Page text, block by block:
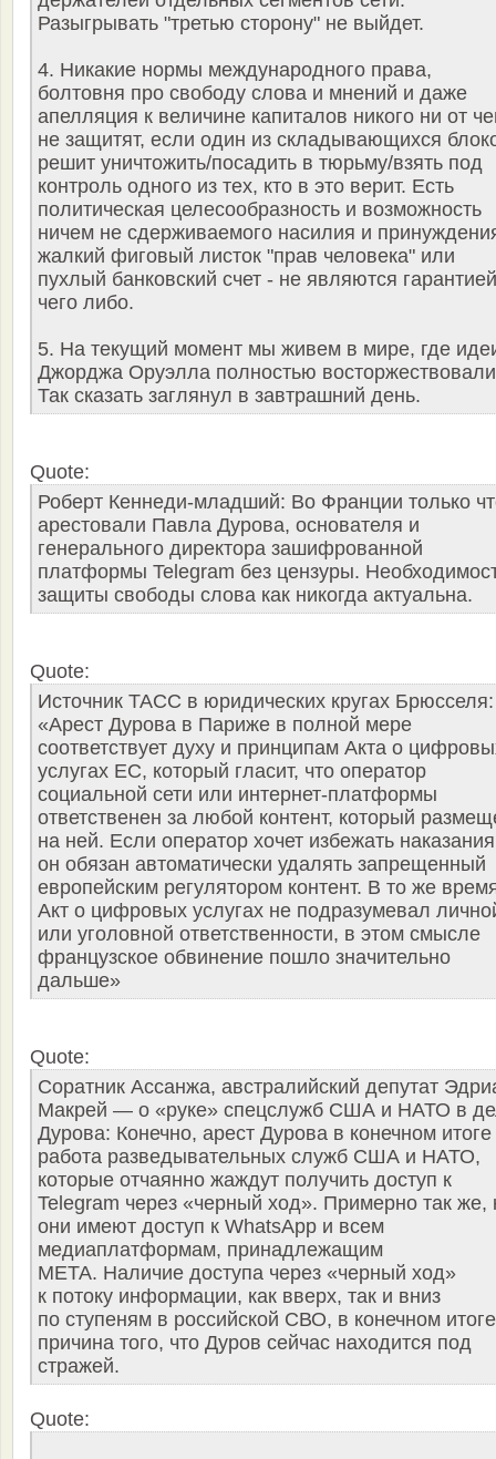
Разыгрывать "третью сторону" не выйдет.
4. Никакие нормы международного права,
болтовня про свободу слова и мнений и даже
апелляция к величине капиталов никого ни от
не защитят, если один из складывающихся
решит уничтожить/посадить в тюрьму/взять под
контроль одного из тех, кто в это верит. Есть
политическая целесообразность и возможность
ничем не сдерживаемого насилия и
жалкий фиговый листок "прав человека" или
пухлый банковский счет - не являются гарантией
чего либо.
5. На текущий момент мы живем в мире, где
Джорджа Оруэлла полностью
Так сказать заглянул в завтрашний день.
Quote:
Роберт Кеннеди-младший: Во Франции только
арестовали Павла Дурова, основателя и
генерального директора зашифрованной
платформы Telegram без цензуры.
защиты свободы слова как никогда актуальна.
Quote:
Источник ТАСС в юридических кругах Брюсселя:
«Арест Дурова в Париже в полной мере
соответствует духу и принципам Акта о
услугах ЕС, который гласит, что оператор
социальной сети или интернет-платформы
ответственен за любой контент, который
на ней. Если оператор хочет избежать
он обязан автоматически удалять запрещенный
европейским регулятором контент. В то же
Акт о цифровых услугах не подразумевал
или уголовной ответственности, в этом смысле
французское обвинение пошло значительно
дальше»
Quote:
Соратник Ассанжа, австралийский депутат
Макрей — о «руке» спецслужб США и НАТО в
Дурова: Конечно, арест Дурова в конечном
работа разведывательных служб США и НАТО,
которые отчаянно жаждут получить доступ к
Telegram через «черный ход». Примерно так же,
они имеют доступ к WhatsApp и всем
медиаплатформам, принадлежащим
META. Наличие доступа через «черный ход»
к потоку информации, как вверх, так и вниз
по ступеням в российской СВО, в конечном
причина того, что Дуров сейчас находится под
стражей.
Quote: